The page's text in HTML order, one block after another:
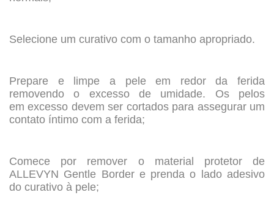
Selecione um curativo com o tamanho apropriado.
Prepare e limpe a pele em redor da ferida
removendo o excesso de umidade. Os pelos
em excesso devem ser cortados para assegurar um
contato íntimo com a ferida;
Comece por remover o material protetor de
ALLEVYN Gentle Border e prenda o lado adesivo
do curativo à pele;